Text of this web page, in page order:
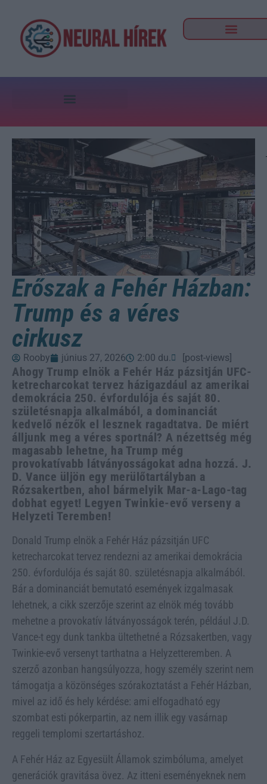
Erőszak a Fehér Házban:
Trump és a véres
cirkusz
Rooby június 27, 2026 2:00 du. [post-views]
Ahogy Trump elnök a Fehér Ház pázsitján UFC-
ketrecharcokat tervez házigazdául az amerikai
demokrácia 250. évfordulója és saját 80.
születésnapja alkalmából, a dominanciát
kedvelő nézők el lesznek ragadtatva. De miért
álljunk meg a véres sportnál? A nézettség még
magasabb lehetne, ha Trump még
provokatívabb látványosságokat adna hozzá. J.
D. Vance üljön egy merülőtartályban a
Rózsakertben, ahol bármelyik Mar-a-Lago-tag
dobhat egyet! Legyen Twinkie-evő verseny a
Helyzeti Teremben!
Donald Trump elnök a Fehér Ház pázsitján UFC
ketrecharcokat tervez rendezni az amerikai demokrácia
250. évfordulója és saját 80. születésnapja alkalmából.
Bár a dominanciát bemutató események izgalmasak
lehetnek, a cikk szerzője szerint az elnök még tovább
mehetne a provokatív látványosságok terén, például J.D.
Vance-t egy dunk tankba ültethetné a Rózsakertben, vagy
Twinkie-evő versenyt tarthatna a Helyzetteremben. A
szerző azonban hangsúlyozza, hogy személy szerint nem
támogatja a közönséges szórakoztatást a Fehér Házban,
mivel az idő és hely kérdése: ami elfogadható egy
szombat esti pókerpartin, az nem illik egy vasárnap
reggeli templomi szertartáshoz.
A Fehér Ház az Egyesült Államok szimbóluma, amelyet
generációk gravitása övez. Az itteni eseményeknek nem